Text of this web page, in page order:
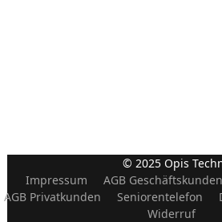
© 2025 Opis
Impressum
AGB Geschäftskunden
AGB Privatkunden
Seniorentelefon
Widerruf